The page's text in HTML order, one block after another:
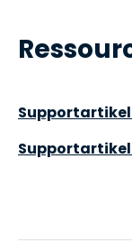
Supportartikel